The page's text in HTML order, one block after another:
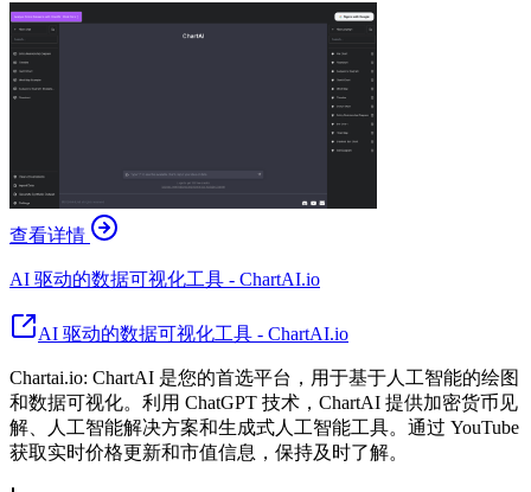
查看详情
AI 驱动的数据可视化工具 - ChartAI.io
AI 驱动的数据可视化工具 - ChartAI.io
Chartai.io: ChartAI 是您的首选平台，用于基于人工智能的绘图
和数据可视化。利用 ChatGPT 技术，ChartAI 提供加密货币见
解、人工智能解决方案和生成式人工智能工具。通过 YouTube
获取实时价格更新和市值信息，保持及时了解。